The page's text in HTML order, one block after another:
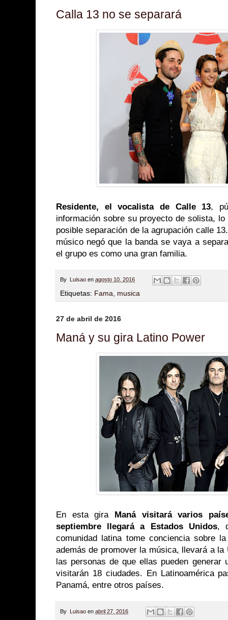
Calla 13 no se separará
Residente, el vocalista de Calle 13,
información sobre su proyecto de solista,
posible separación de la agrupación calle
músico negó que la banda se vaya a
el grupo es como una gran familia.
By Luisao en agosto 10, 2016
Etiquetas: Fama musica
27 de abril de 2016
Maná y su gira Latino Power
En esta gira
Maná visitará varios
septiembre llegará a Estados Unidos,
comunidad latina tome conciencia sobre
además de promover la música, llevará a la
las personas de que ellas pueden generar
visitarán 18 ciudades. En Latinoamérica
Panamá, entre otros países.
By Luisao en abril 27, 2016